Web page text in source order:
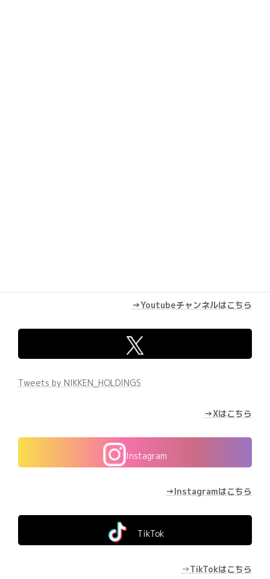
→Youtubeチャンネルはこちら
Tweets by NIKKEN_HOLDINGS
→Xはこちら
Instagram
→Instagramはこちら
TikTok
→TikTokはこちら